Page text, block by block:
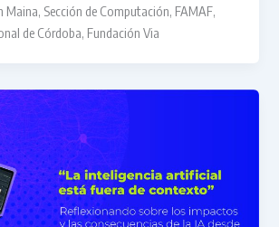
Maina, Sección de Computación, FAMAF,
de Córdoba, Fundación Via